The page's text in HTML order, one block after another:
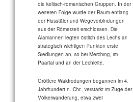
die keltisch-romanischen Gruppen. In der
weiteren Folge wurde der Raum entlang
der Flusstäler und Wegeverbindungen
aus der Römerzeit erschlossen. Die
Alamannen legten östlich des Lechs an
strategisch wichtigen Punkten erste
Siedlungen an, so bei Merching, im
Paartal und an der Lechleite.
Größere Waldrodungen begannen im 4.
Jahrhundert n. Chr., verstärkt im Zuge der
Völkerwanderung, etwa zwei